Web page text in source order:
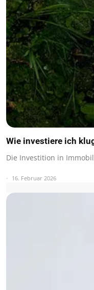
Wie investiere ich
Die Investition in
16. Februar 2026